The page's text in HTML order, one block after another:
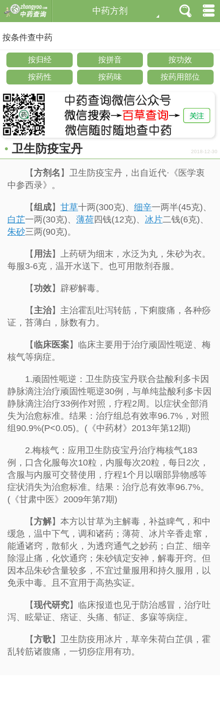
中药方剂
按条件查中药
按归经 按拼音 按功效
按药性 按药味 按药用部位
卫生防疫宝丹 2018-12-30
【方剂名 】卫生防疫宝丹，出自近代·《医学衷
中参西录》。
【组成】 甘草十两(300克)、 细辛一两半(45克)、
白芷一两(30克)、 薄荷四钱(12克)、 冰片二钱(6克)、
朱砂三两(90克)。
【 用法】上药研为细末，水泛为丸，朱砂为衣。
每服3-6克，温开水送下。也可用散剂吞服。
【功效】辟秽解毒。
【 主治】主治霍乱吐泻转筋，下痢腹痛，各种痧
证，苔薄白，脉数有力。
【 临床医案】临床主要用于治疗顽固性呃逆、梅
核气等病症。
1.顽固性呃逆：卫生防疫宝丹联合盐酸利多卡因
静脉滴注治疗顽固性呃逆30例，与单纯盐酸利多卡因
静脉滴注治疗33例作对照，疗程2周。以症状全部消
失为治愈标准。结果：治疗组总有效率96.7%，对照
组90.9%(P<0.05)。(《中药材》2013年第12期)
2.梅核气：应用卫生防疫宝丹治疗梅核气183
例，口含化服每次10粒，内服每次20粒，每日2次，
含服与内服可交替使用，疗程1个月以咽部异物感等
症状消失为治愈标准。结果：治疗总有效率96.7%。
(《甘肃中医》2009年第7期)
【方解】本方以甘草为主解毒，补益睥气，和中
缓急，温中下气，调和诸药；薄荷、冰片辛香走窜，
能通诸窍，散郁火，为透窍通气之妙药；白芷、细辛
除湿止痛，化饮通窍；朱砂镇定安神，解毒开窍。但
因本品朱砂含量较多，不宜过量服用和持久服用，以
免汞中毒。且不宜用于高热实证。
【现代研究】临床报道也见于防治感冒，治疗吐
泻、眩晕证、痞证、头痛、郁证、多寐等病症。
【方歌】卫生防疫用冰片，草辛朱荷白芷俱，霍
乱转筋诸腹痛，一切痧症用有功。